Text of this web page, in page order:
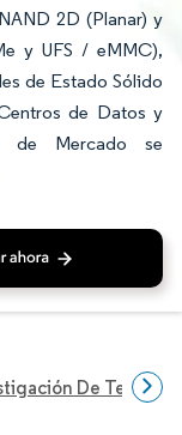
2D (Planar) y
y UFS / eMMC),
de Estado Sólido
de Datos y
de Mercado se
De